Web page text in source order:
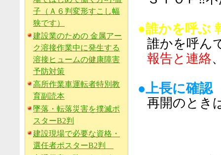
子（Ａ６判変形すこし幅
狭です）
建設業のための 金属アー
ク溶接作業中に発生する
溶接ヒュームの健康障害
予防対策
高所作業車運転者特別教
育副読本
墜落・転落災害を撲滅ポ
スターB2判
建設現場で必要な資格・
選任者ポスターB2判
●誰かを呼
誰かを呼ん
報告と連絡
●上長に
再開のとき